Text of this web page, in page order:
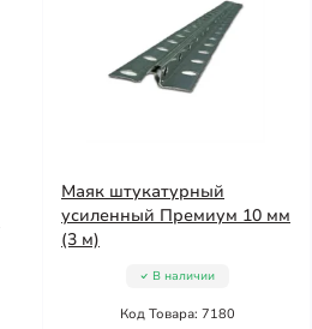
Маяк штукатурный
усиленный Премиум 10 мм
(3 м)
В наличии
Код Товара: 7180